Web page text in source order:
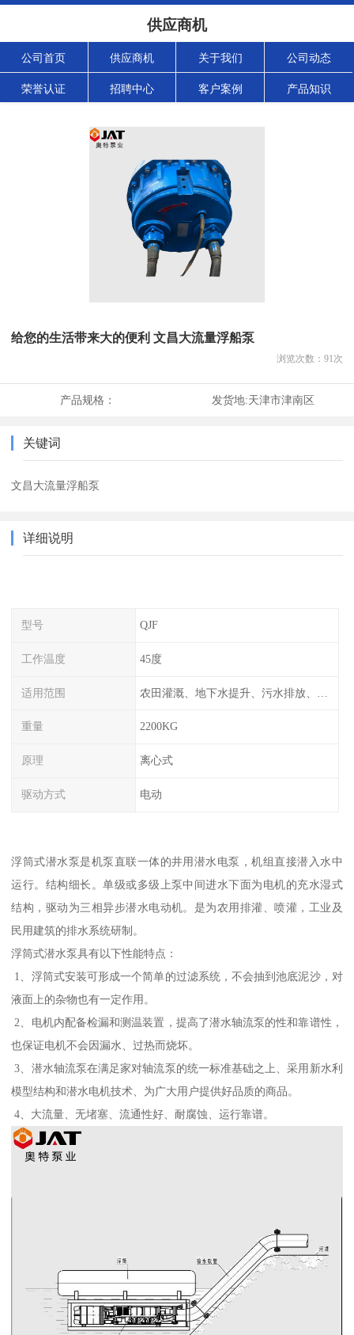
供应商机
公司首页 供应商机 关于我们 公司动态
荣誉认证 招聘中心 客户案例 产品知识
给您的生活带来大的便利 文昌大流量浮船泵
浏览次数： 91次
产品规格： 发货地:天津市津南区
关键词
文昌大流量浮船泵
详细说明
型号 QJF
工作温度 45度
适用范围
重量 2200KG
原理 离心式
驱动方式 电动
浮筒式潜水泵是机泵直联一体的井用潜水电泵，机组直接潜入水中
运行。结构细长。单级或多级上泵中间进水下面为电机的充水湿式
结构，驱动为三相异步潜水电动机。是为农用排灌、喷灌，工业及
民用建筑的排水系统研制。
浮筒式潜水泵具有以下性能特点：
1、浮筒式安装可形成一个简单的过滤系统，不会抽到池底泥沙，对
液面上的杂物也有一定作用。
2、电机内配备检漏和测温装置，提高了潜水轴流泵的性和靠谱性，
也保证电机不会因漏水、过热而烧坏。
3、潜水轴流泵在满足家对轴流泵的统一标准基础之上、采用新水利
模型结构和潜水电机技术、为广大用户提供好品质的商品。
4、大流量、无堵塞、流通性好、耐腐蚀、运行靠谱。